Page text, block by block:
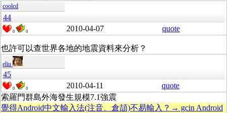
coolcd
44
0 0 2010-04-07 quote
也許可以查世界各地的地震資料來分析？
eliu
45
0 0 2010-04-11
quote
索羅門群島外海發生規模7.1強震
覺得Android中文輸入法(注音、倉頡)不易輸入？→ gcin Android